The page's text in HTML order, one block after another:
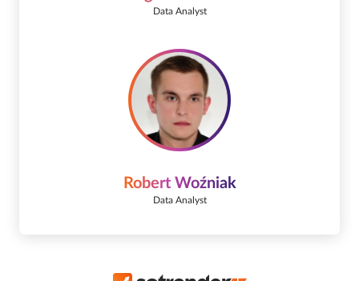
Data Analyst
Robert Woźniak
Data Analyst